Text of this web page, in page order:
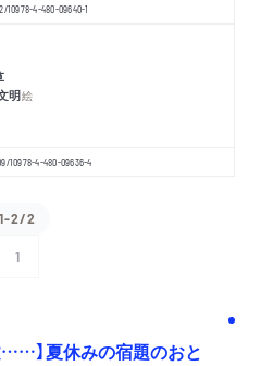
10978-4-480-09640-1
明絵
10978-4-480-09636-4
1-2/2
1
……】夏休みの宿題のおと